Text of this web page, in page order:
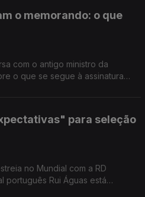
o memorando: o que
com o antigo ministro da
o que se segue à assinatura
para seleção
no Mundial com a RD
português Rui Águas está